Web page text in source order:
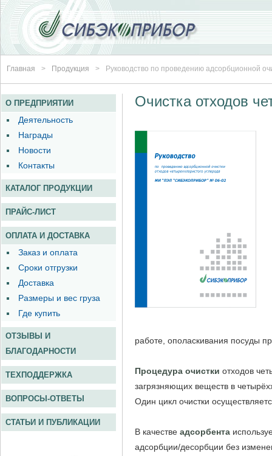
Главная > Продукция > Руководство по проведению адсорбционной
Очистка отходов
работе, ополаскивания посуды
Процедура очистки отходов
загрязняющих веществ в
Один цикл очистки
В качестве адсорбента
адсорбции/десорбции без